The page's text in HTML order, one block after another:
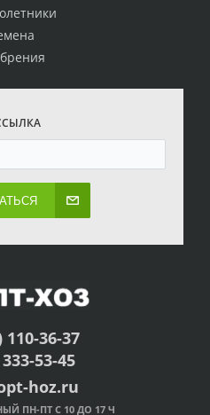
110-36-37
53-45
hoz.ru
ПН-ПТ С 10 ДО 17 Ч